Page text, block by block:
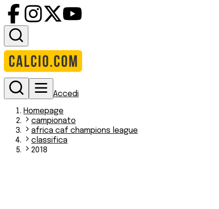
Accedi
Homepage
campionato
africa caf champions league
classifica
2018